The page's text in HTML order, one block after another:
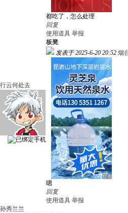
都吃了，怎么处理
回复
使用道具 举报
行云何处去
板凳
发表于 2025-6-20 20:52 烟
嗯
回复
使用道具 举报
孙秀兰兰